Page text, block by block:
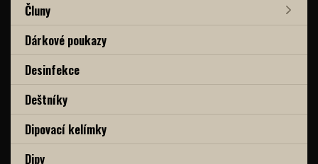
Čluny
Dárkové poukazy
Desinfekce
Deštníky
Dipovací kelímky
Dipy